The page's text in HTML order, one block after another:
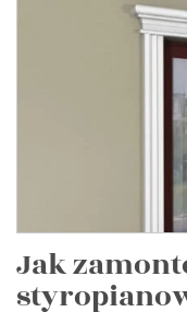
Jak